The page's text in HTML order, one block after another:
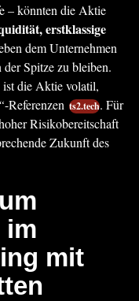
– könnten die Aktie
erstklassige
dem Unternehmen
Spitze zu bleiben.
ist die Aktie volatil,
-Referenzen ts2.tech. Für
Risikobereitschaft
Zukunft des
im
mit